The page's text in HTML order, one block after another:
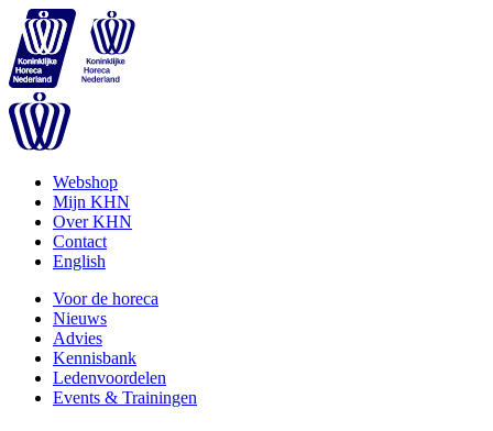
Webshop
Mijn KHN
Over KHN
Contact
English
Voor de horeca
Nieuws
Advies
Kennisbank
Ledenvoordelen
Events & Trainingen